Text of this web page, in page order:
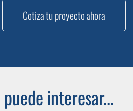
Cotiza tu proyecto ahora
interesar...